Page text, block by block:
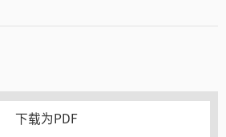
下载为PDF